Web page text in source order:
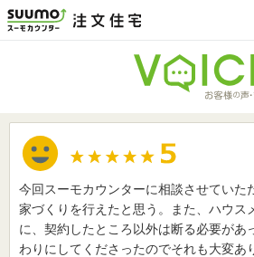
今回スーモカウンターに相談させていた
家づくりを行えたと思う。また、ハウス
に、契約したところ以外は断る必要があ
わりにしてくださったのでそれも大変あ